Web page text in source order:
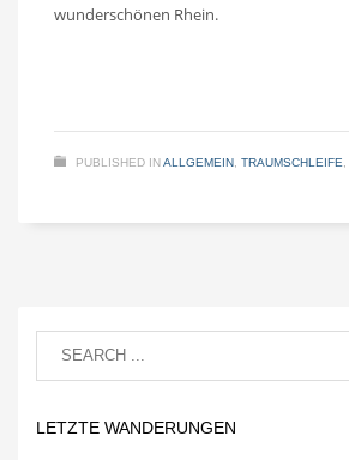
wunderschönen Rhein.
PUBLISHED INALLGEMEIN TRAUMSCHLEIFE
LETZTE WANDERUNGEN